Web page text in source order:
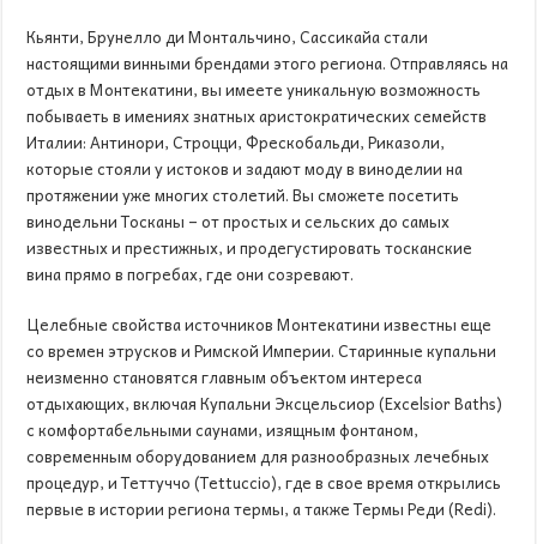
Кьянти, Брунелло ди Монтальчино, Сассикайа стали
настоящими винными брендами этого региона. Отправляясь на
отдых в Монтекатини, вы имеете уникальную возможность
побываеть в имениях знатных аристократических семейств
Италии: Антинори, Строцци, Фрескобальди, Риказоли,
которые стояли у истоков и задают моду в виноделии на
протяжении уже многих столетий. Вы сможете посетить
винодельни Тосканы – от простых и сельских до самых
известных и престижных, и продегустировать тосканские
вина прямо в погребах, где они созревают.
Целебные свойства источников Монтекатини известны еще
со времен этрусков и Римской Империи. Старинные купальни
неизменно становятся главным объектом интереса
отдыхающих, включая Купальни Эксцельсиор (Excelsior Baths)
с комфортабельными саунами, изящным фонтаном,
современным оборудованием для разнообразных лечебных
процедур, и Теттуччо (Tettuccio), где в свое время открылись
первые в истории региона термы, а также Термы Реди (Redi).